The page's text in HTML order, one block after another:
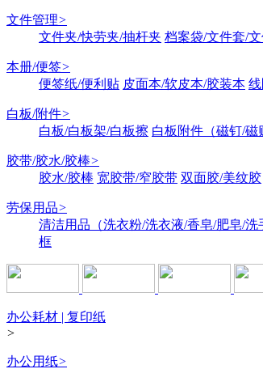
文件管理>
文件夹/快劳夹/抽杆夹 档案袋/文件套/
本册/便签>
便签纸/便利贴 皮面本/软皮本/胶装本
白板/附件>
白板/白板架/白板擦 白板附件（磁钉/磁
胶带/胶水/胶棒>
胶水/胶棒 宽胶带/窄胶带 双面胶/美纹胶
劳保用品>
清洁用品（洗衣粉/洗衣液/香皂/肥皂/洗
框
办公耗材 | 复印纸
>
办公用纸>